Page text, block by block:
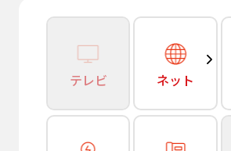
テレビ ネット